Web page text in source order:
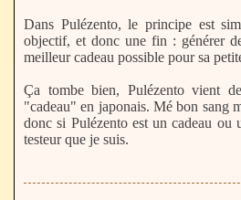
Dans Pulézento, le principe est
objectif, et donc une fin : générer
meilleur cadeau possible pour sa
Ça tombe bien, Pulézento vient
"cadeau" en japonais. Mé bon sang
donc si Pulézento est un cadeau ou
testeur que je suis.